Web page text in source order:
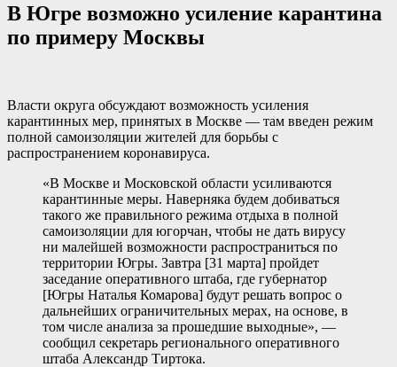
В Югре возможно усиление карантина
по примеру Москвы
Власти округа обсуждают возможность усиления
карантинных мер, принятых в Москве — там введен режим
полной самоизоляции жителей для борьбы с
распространением коронавируса.
«В Москве и Московской области усиливаются
карантинные меры. Наверняка будем добиваться
такого же правильного режима отдыха в полной
самоизоляции для югорчан, чтобы не дать вирусу
ни малейшей возможности распространиться по
территории Югры. Завтра [31 марта] пройдет
заседание оперативного штаба, где губернатор
[Югры Наталья Комарова] будут решать вопрос о
дальнейших ограничительных мерах, на основе, в
том числе анализа за прошедшие выходные», —
сообщил секретарь регионального оперативного
штаба Александр Тиртока.